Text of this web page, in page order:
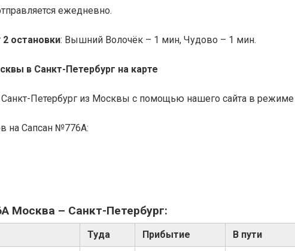
ежедневно.
2 остановки: Вышний Волочёк – 1 мин, Чудово – 1 мин.
в Санкт-Петербург на карте
Санкт-Петербург из Москвы с помощью нашего сайта в режиме
на Сапсан №776А:
Москва – Санкт-Петербург:
Туда Прибытие В пути